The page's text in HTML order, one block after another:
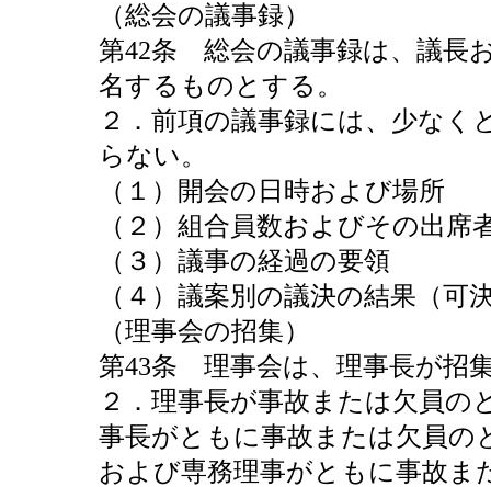
（総会の議事録）
第42条 総会の議事録は、議長
名するものとする。
２．前項の議事録には、少な
らない。
（１）開会の日時および場所
（２）組合員数およびその出席
（３）議事の経過の要領
（４）議案別の議決の結果（
（理事会の招集）
第43条 理事会は、理事長が招
２．理事長が事故または欠員の
事長がともに事故または欠員の
および専務理事がともに事故